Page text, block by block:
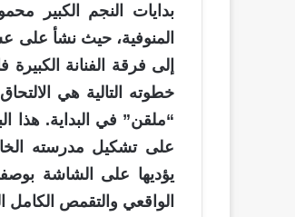
بدايات النجم الكبير
المنوفية، حيث نشأ على
إلى فرقة الفنانة
خطوته التالية هي
“ملقن” في البداية. هذا
على تشكيل مدرسته
يؤديها على الشاشة
الواقعي والتقمص الكامل